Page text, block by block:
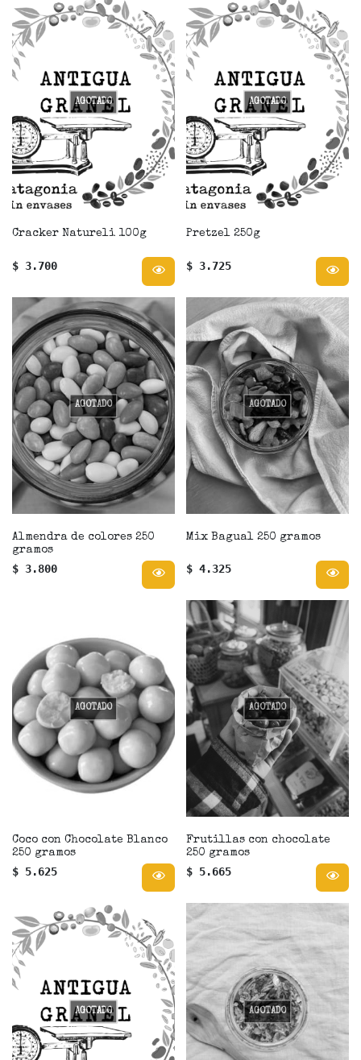
AGOTADO
Cracker Natureli 100g
$ 3.700
AGOTADO
Pretzel 250g
$ 3.725
AGOTADO
Almendra de colores 250
gramos
$ 3.800
AGOTADO
Mix Bagual 250 gramos
$ 4.325
AGOTADO
Coco con Chocolate Blanco
250 gramos
$ 5.625
AGOTADO
Frutillas con chocolate
250 gramos
$ 5.665
AGOTADO AGOTADO